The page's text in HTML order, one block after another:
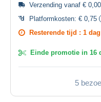
Verzending vanaf €
Platformkosten: € 0,75
Resterende tijd : 1
Einde promotie in 16
5